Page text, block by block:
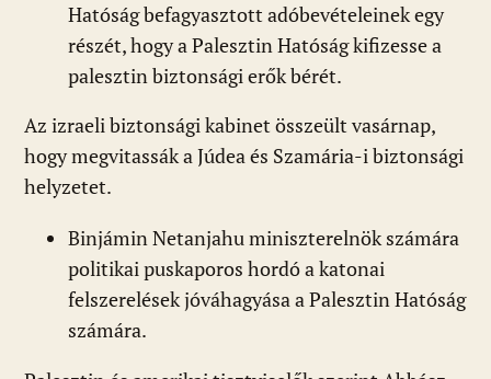
Hatóság befagyasztott adóbevételeinek egy
részét, hogy a Palesztin Hatóság kifizesse a
palesztin biztonsági erők bérét.
Az izraeli biztonsági kabinet összeült vasárnap,
hogy megvitassák a Júdea és Szamária-i biztonsági
helyzetet.
Binjámin Netanjahu miniszterelnök számára
politikai puskaporos hordó a katonai
felszerelések jóváhagyása a Palesztin Hatóság
számára.